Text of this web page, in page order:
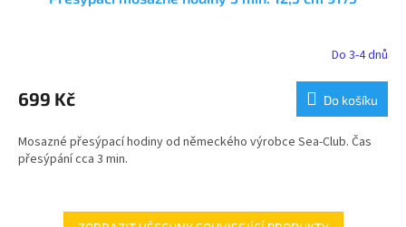
Do 3-4 dnů
699 Kč Do košíku
Mosazné přesýpací hodiny od německého výrobce Sea-Club. Čas
přesýpání cca 3 min.